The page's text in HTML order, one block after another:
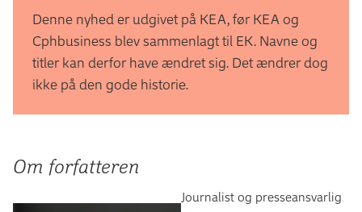
Denne nyhed er udgivet på KEA, før KEA og
Cphbusiness blev sammenlagt til EK. Navne og
titler kan derfor have ændret sig. Det ændrer dog
ikke på den gode historie.
Om forfatteren
Journalist og presseansvarlig